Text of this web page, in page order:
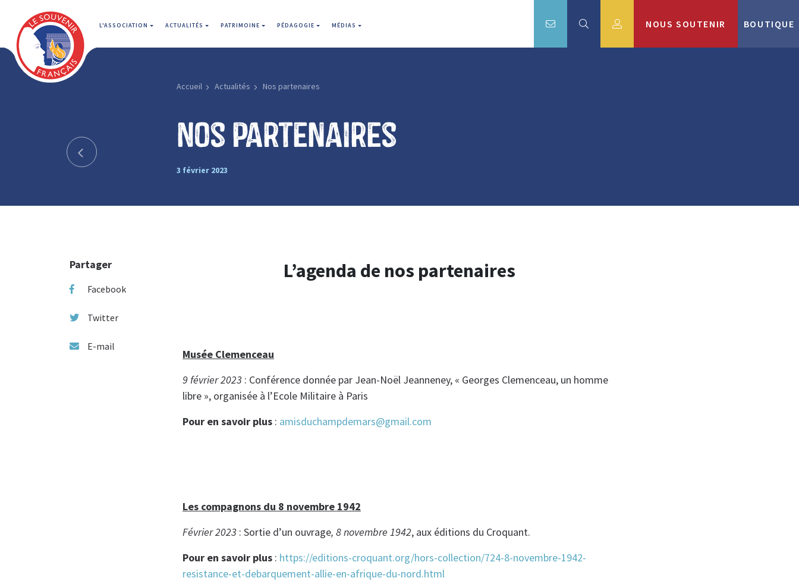
L'ASSOCIATION ACTUALITÉS PATRIMOINE PÉDAGOGIE MÉDIAS NOUS SOUTENIR BOUTIQUE
Accueil Actualités Nos partenaires
Nos partenaires
3 février 2023
Partager
Facebook
Twitter
E-mail
L’agenda de nos partenaires
Musée Clemenceau
9 février 2023 : Conférence donnée par Jean-Noël Jeanneney, « Georges Clemenceau, un homme
libre », organisée à l’Ecole Militaire à Paris
Pour en savoir plus : amisduchampdemars@gmail.com
Les compagnons du 8 novembre 1942
Février 2023 : Sortie d’un ouvrage, 8 novembre 1942, aux éditions du Croquant.
Pour en savoir plus : https://editions-croquant.org/hors-collection/724-8-novembre-1942-
resistance-et-debarquement-allie-en-afrique-du-nord.html